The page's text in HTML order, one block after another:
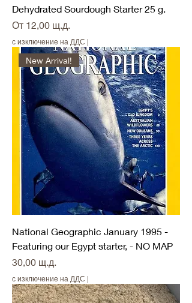
Dehydrated Sourdough Starter 25 g.
От 12,00 щ.д.
Продажна цена
с изключение на ДДС |
New Arrival!
National Geographic January 1995 -
Featuring our Egypt starter, - NO MAP
Цена
30,00 щ.д.
с изключение на ДДС |